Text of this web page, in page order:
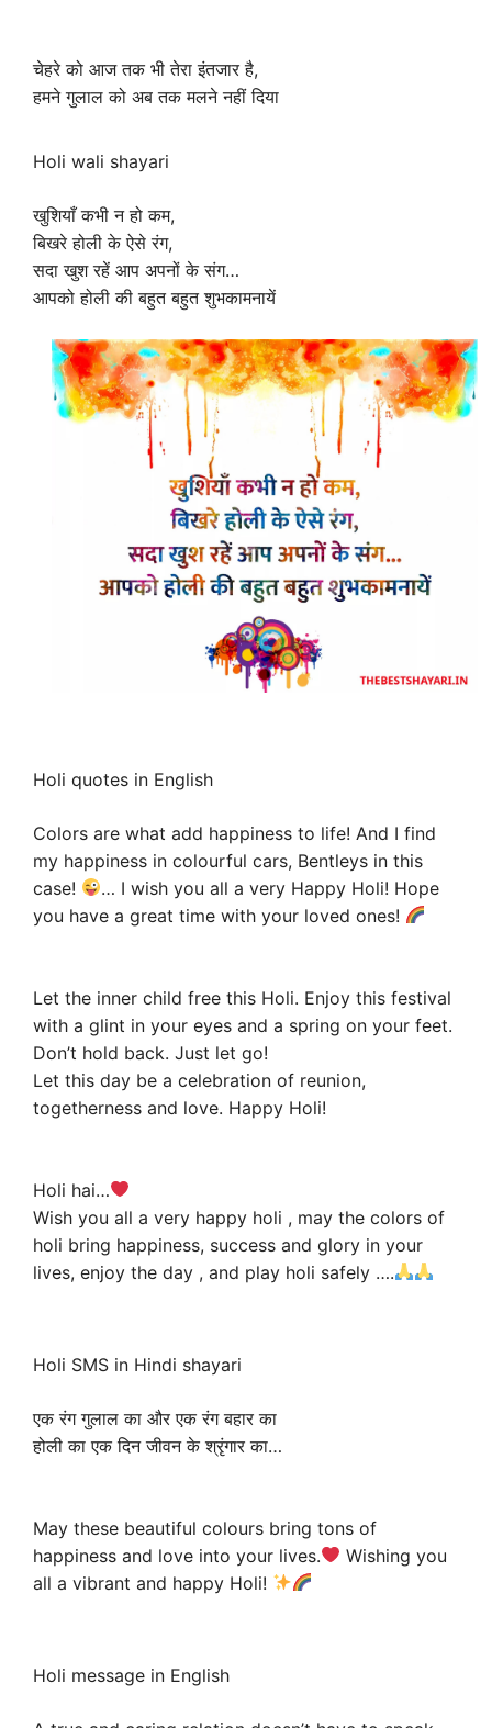
चेहरे को आज तक भी तेरा इंतजार है,
हमने गुलाल को अब तक मलने नहीं दिया
Holi wali shayari
खुशियाँ कभी न हो कम,
बिखरे होली के ऐसे रंग,
सदा खुश रहें आप अपनों के संग…
आपको होली की बहुत बहुत शुभकामनायें
Holi quotes in English
Colors are what add happiness to life! And I find
my happiness in colourful cars, Bentleys in this
case!
… I wish you all a very Happy Holi! Hope
you have a great time with your loved ones!
Let the inner child free this Holi. Enjoy this festival
with a glint in your eyes and a spring on your feet.
Don’t hold back. Just let go!
Let this day be a celebration of reunion,
togetherness and love. Happy Holi!
Holi hai…
Wish you all a very happy holi , may the colors of
holi bring happiness, success and glory in your
lives, enjoy the day , and play holi safely ….
Holi SMS in Hindi shayari
एक रंग गुलाल का और एक रंग बहार का
होली का एक दिन जीवन के श्रृंगार का…
May these beautiful colours bring tons of
happiness and love into your lives.
Wishing you
all a vibrant and happy Holi!
Holi message in English